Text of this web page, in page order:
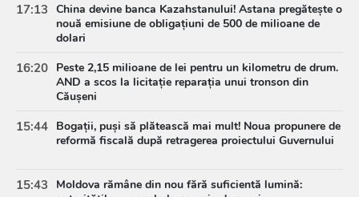
17:13 China devine banca Kazahstanului! Astana pregătește o
nouă emisiune de obligațiuni de 500 de milioane de
dolari
16:20 Peste 2,15 milioane de lei pentru un kilometru de drum.
AND a scos la licitație reparația unui tronson din
Căușeni
15:44 Bogații, puși să plătească mai mult! Noua propunere de
reformă fiscală după retragerea proiectului Guvernului
15:43
Moldova rămâne din nou fără suficientă lumină: